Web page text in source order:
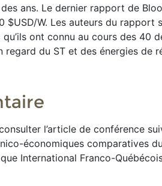
ans. Le dernier rapport de
W. Les auteurs du rapport
ont connu au cours des 40
du ST et des énergies de
l’article de conférence
économiques comparatives
International Franco-